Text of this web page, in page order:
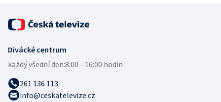
Divácké centrum
každý všední den:8:00—16:00 hodin
261 136 113
info@ceskatelevize.cz